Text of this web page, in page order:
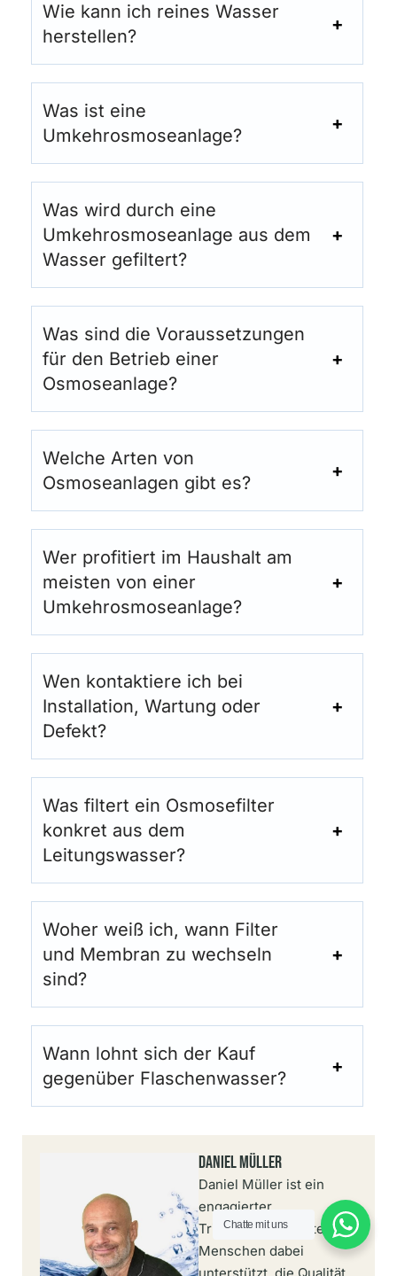
Wie kann ich reines Wasser
herstellen?
Was ist eine
Umkehrosmoseanlage?
Was wird durch eine
Umkehrosmoseanlage aus dem
Wasser gefiltert?
Was sind die Voraussetzungen
für den Betrieb einer
Osmoseanlage?
Welche Arten von
Osmoseanlagen gibt es?
Wer profitiert im Haushalt am
meisten von einer
Umkehrosmoseanlage?
Wen kontaktiere ich bei
Installation, Wartung oder
Defekt?
Was filtert ein Osmosefilter
konkret aus dem
Leitungswasser?
Woher weiß ich, wann Filter
und Membran zu wechseln
sind?
Wann lohnt sich der Kauf
gegenüber Flaschenwasser?
Daniel Müller
Daniel Müller ist ein
engagierter
Trinkwasserexperte, der
Menschen dabei
Chatte mit uns